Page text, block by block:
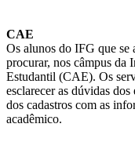
CAE
Os alunos do IFG que se
procurar, nos câmpus da
Estudantil (CAE). Os
esclarecer as dúvidas
dos cadastros com as
acadêmico.